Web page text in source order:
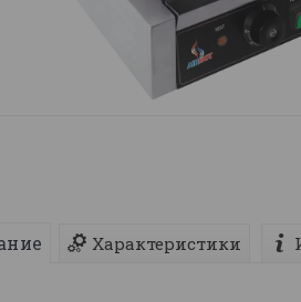
Характеристики